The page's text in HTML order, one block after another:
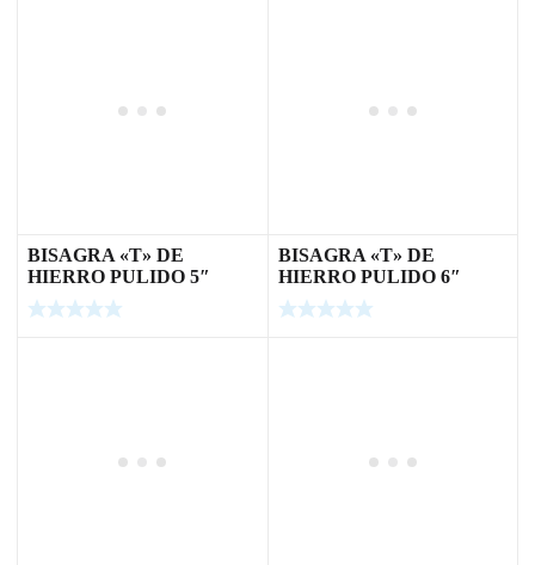
BISAGRA «T» DE
HIERRO PULIDO 5″
BISAGRA «T» DE
HIERRO PULIDO 6″